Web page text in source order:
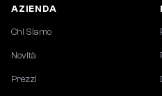
AZIENDA
Chi Siamo
Novità
Prezzi